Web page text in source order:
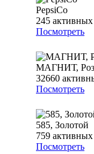
PepsiCo
245 активных
Посмотреть
МАГНИТ,
32660
Посмотреть
585, Золотой
759 активных
Посмотреть